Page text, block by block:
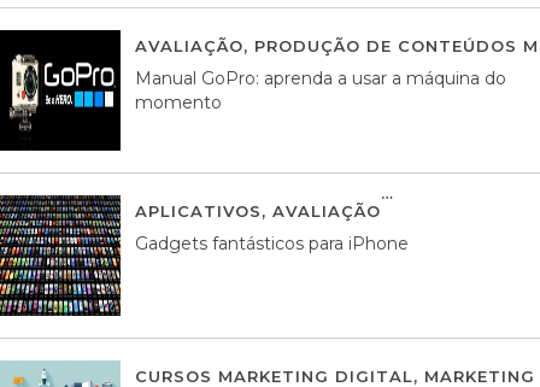
AVALIAÇÃO, PRODUÇÃO DE CONTEÚDOS
Manual GoPro: aprenda a usar a máquina do
momento
APLICATIVOS, AVALIAÇÃO
Gadgets fantásticos para iPhone
CURSOS MARKETING DIGITAL,